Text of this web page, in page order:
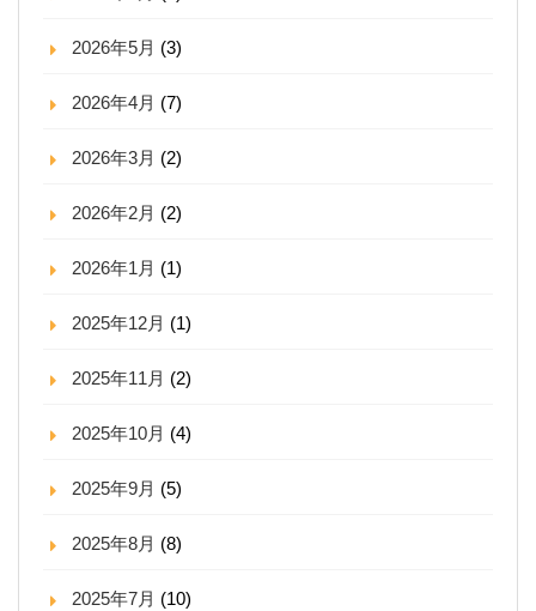
2026年5月 (3)
2026年4月 (7)
2026年3月 (2)
2026年2月 (2)
2026年1月 (1)
2025年12月 (1)
2025年11月 (2)
2025年10月 (4)
2025年9月 (5)
2025年8月 (8)
2025年7月 (10)